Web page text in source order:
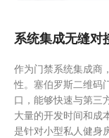
系统集成无缝对
作为门禁系统集成商
性。塞伯罗斯二维码
口，能够快速与第三
大量的开发时间和成
是针对小型私人健身